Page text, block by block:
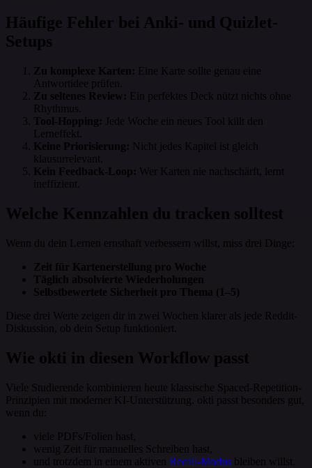
Häufige Fehler bei Anki- und Quizlet-
Setups
Zu komplexe Karten: Eine Karte sollte genau eine
Antwortidee prüfen.
Zu seltenes Review: Ein perfektes Deck nützt nichts ohne
Rhythmus.
Tool-Hopping: Jede Woche ein neues Tool killt den
Lerneffekt.
Keine Priorisierung: Nicht jedes Kapitel ist gleich
klausurrelevant.
Kein Feedback-Loop: Wer Karten nie nachschärft, lernt
ineffizient.
Welche Kennzahlen du tracken solltest
Wenn du dein Lernen ernsthaft verbessern willst, miss drei Dinge:
Zeit für Kartenerstellung pro Woche
Täglich absolvierte Wiederholungen
Selbstbewertete Sicherheit pro Thema (1–5)
Diese drei Werte zeigen dir in zwei Wochen klarer als jede Reddit-
Diskussion, ob dein Setup funktioniert.
Wie okti in diesen Workflow passt
Viele Studierende kombinieren heute klassische Spaced-Repetition-
Prinzipien mit moderner KI-Unterstützung. okti passt besonders gut,
wenn du:
viele PDFs/Folien hast,
wenig Zeit für manuelles Schreiben hast,
und trotzdem in einem aktiven Recall-Modus bleiben willst.